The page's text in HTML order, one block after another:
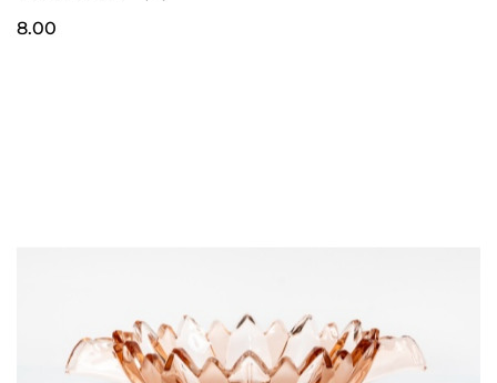
8.00